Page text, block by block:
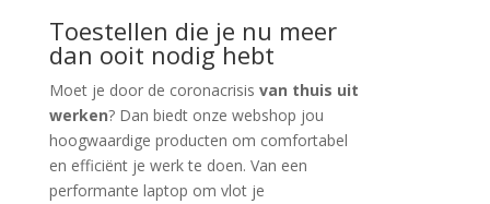
Toestellen die je nu meer
dan ooit nodig hebt
Moet je door de coronacrisis van thuis uit
werken? Dan biedt onze webshop jou
hoogwaardige producten om comfortabel
en efficiënt je werk te doen. Van een
performante laptop om vlot je